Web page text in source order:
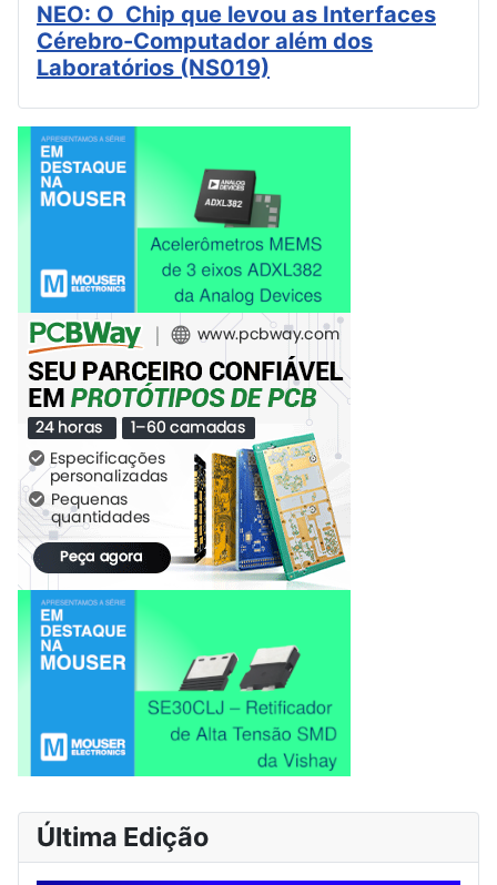
NEO: O Chip que levou as Interfaces
Cérebro-Computador além dos
Laboratórios (NS019)
Última Edição